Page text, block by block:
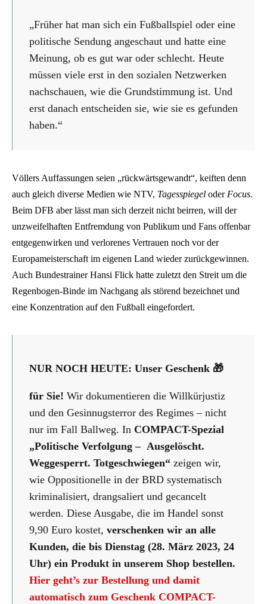
„Früher hat man sich ein Fußballspiel oder eine
politische Sendung angeschaut und hatte eine
Meinung, ob es gut war oder schlecht. Heute
müssen viele erst in den sozialen Netzwerken
nachschauen, wie die Grundstimmung ist. Und
erst danach entscheiden sie, wie sie es gefunden
haben.“
Völlers Auffassungen seien „rückwärtsgewandt“, keiften denn
auch gleich diverse Medien wie NTV, Tagesspiegel oder Focus.
Beim DFB aber lässt man sich derzeit nicht beirren, will der
unzweifelhaften Entfremdung von Publikum und Fans offenbar
entgegenwirken und verlorenes Vertrauen noch vor der
Europameisterschaft im eigenen Land wieder zurückgewinnen.
Auch Bundestrainer Hansi Flick hatte zuletzt den Streit um die
Regenbogen-Binde im Nachgang als störend bezeichnet und
eine Konzentration auf den Fußball eingefordert.
NUR NOCH HEUTE: Unser Geschenk 🎁
für Sie! Wir dokumentieren die Willkürjustiz
und den Gesinnugsterror des Regimes – nicht
nur im Fall Ballweg. In COMPACT-Spezial
„Politische Verfolgung – Ausgelöscht.
Weggesperrt. Totgeschwiegen“ zeigen wir,
wie Oppositionelle in der BRD systematisch
kriminalisiert, drangsaliert und gecancelt
werden. Diese Ausgabe, die im Handel sonst
9,90 Euro kostet, verschenken wir an alle
Kunden, die bis Dienstag (28. März 2023, 24
Uhr) ein Produkt in unserem Shop bestellen.
Hier geht’s zur Bestellung und damit
automatisch zum Geschenk COMPACT-